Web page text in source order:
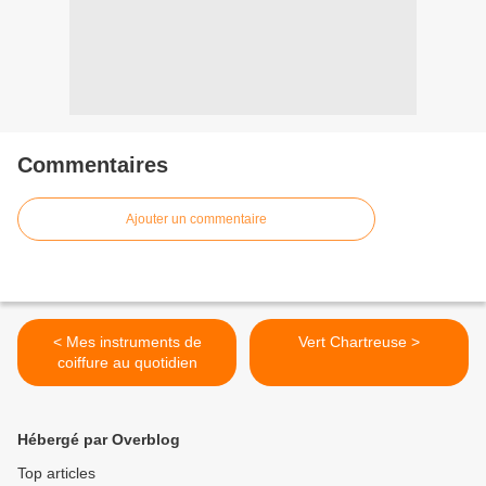
Commentaires
Ajouter un commentaire
< Mes instruments de
coiffure au quotidien
Vert Chartreuse >
Hébergé par Overblog
Top articles